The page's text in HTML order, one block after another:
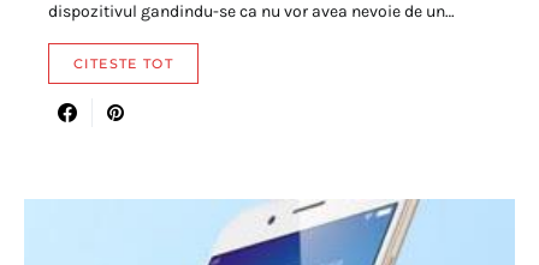
dispozitivul gandindu-se ca nu vor avea nevoie de un…
CITESTE TOT